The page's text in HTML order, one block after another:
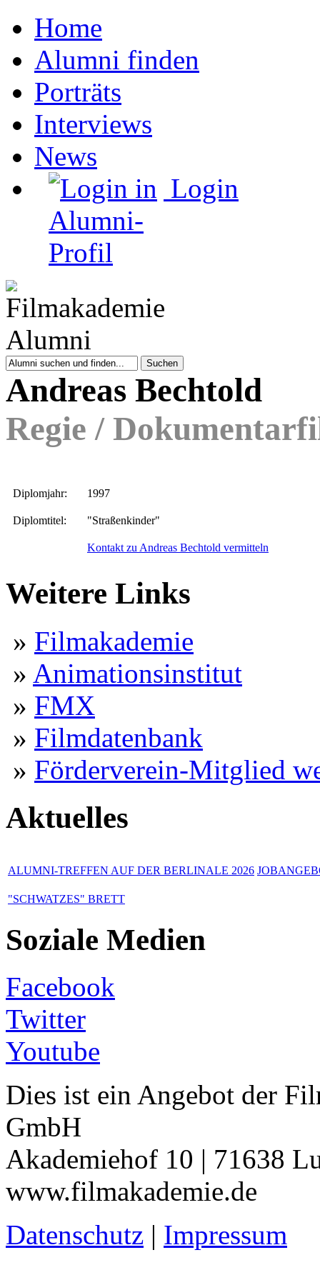
Home
Alumni finden
Porträts
Interviews
News
Login
Andreas Bechtold
Regie /
Diplomjahr: 1997
Diplomtitel: "Straßenkinder"
Kontakt zu Andreas Bechtold vermitteln
Weitere Links
» Filmakademie
» Animationsinstitut
» FMX
» Filmdatenbank
» Förderverein-Mitglied
Aktuelles
ALUMNI-TREFFEN AUF DER BERLINALE 2026
"SCHWATZES" BRETT
Soziale Medien
Facebook
Twitter
Youtube
Dies ist ein Angebot der
GmbH
Akademiehof 10 | 71638
www.filmakademie.de
Datenschutz | Impressum